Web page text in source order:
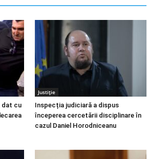
dat cu
Justiție
Inspecția judiciară a dispus
începerea cercetării disciplinare în
cazul Daniel Horodniceanu